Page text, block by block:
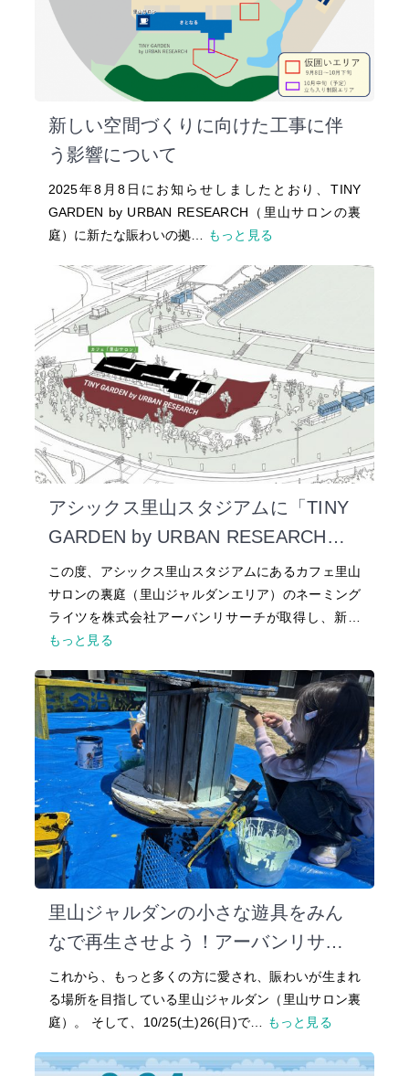
新しい空間づくりに向けた工事に伴
う影響について
2025年8月8日にお知らせしましたとおり、TINY
GARDEN by URBAN RESEARCH（里山サロンの裏
庭）に新たな賑わいの拠…
もっと見る
アシックス里山スタジアムに「TINY
GARDEN by URBAN RESEARCH」
が誕生
この度、アシックス里山スタジアムにあるカフェ里山
サロンの裏庭（里山ジャルダンエリア）のネーミング
ライツを株式会社アーバンリサーチが取得し、新…
もっと見る
里山ジャルダンの小さな遊具をみん
なで再生させよう！アーバンリサー
チとの小さなイベントを開催！
これから、もっと多くの方に愛され、賑わいが生まれ
る場所を目指している里山ジャルダン（里山サロン裏
庭）。 そして、10/25(土)26(日)で… もっと見る